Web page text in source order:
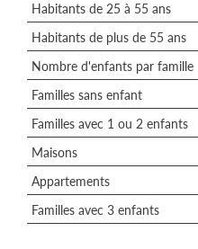
Habitants de 25 à 55 ans
Habitants de plus de 55 ans
Nombre d'enfants par famille
Familles sans enfant
Familles avec 1 ou 2 enfants
Maisons
Appartements
Familles avec 3 enfants